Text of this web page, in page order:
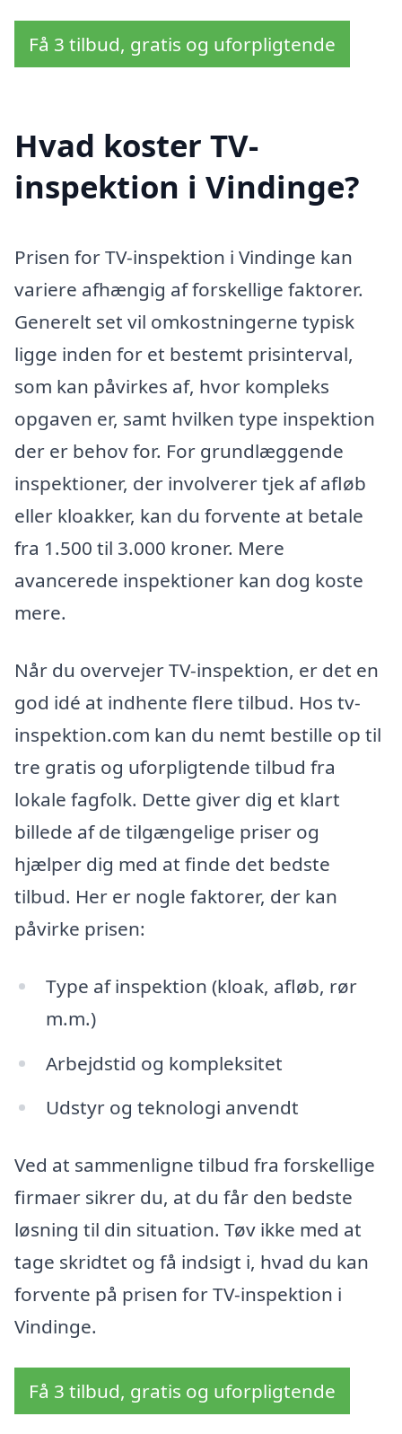
Få 3 tilbud, gratis og uforpligtende
Hvad koster TV-
inspektion i Vindinge?
Prisen for TV-inspektion i Vindinge kan
variere afhængig af forskellige faktorer.
Generelt set vil omkostningerne typisk
ligge inden for et bestemt prisinterval,
som kan påvirkes af, hvor kompleks
opgaven er, samt hvilken type inspektion
der er behov for. For grundlæggende
inspektioner, der involverer tjek af afløb
eller kloakker, kan du forvente at betale
fra 1.500 til 3.000 kroner. Mere
avancerede inspektioner kan dog koste
mere.
Når du overvejer TV-inspektion, er det en
god idé at indhente flere tilbud. Hos tv-
inspektion.com kan du nemt bestille op til
tre gratis og uforpligtende tilbud fra
lokale fagfolk. Dette giver dig et klart
billede af de tilgængelige priser og
hjælper dig med at finde det bedste
tilbud. Her er nogle faktorer, der kan
påvirke prisen:
Type af inspektion (kloak, afløb, rør
m.m.)
Arbejdstid og kompleksitet
Udstyr og teknologi anvendt
Ved at sammenligne tilbud fra forskellige
firmaer sikrer du, at du får den bedste
løsning til din situation. Tøv ikke med at
tage skridtet og få indsigt i, hvad du kan
forvente på prisen for TV-inspektion i
Vindinge.
Få 3 tilbud, gratis og uforpligtende